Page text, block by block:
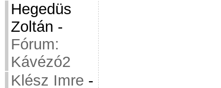
Hegedüs
Zoltán -
Fórum:
Kávézó2
Klész Imre -